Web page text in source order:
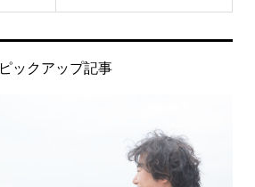
ピックアップ記事